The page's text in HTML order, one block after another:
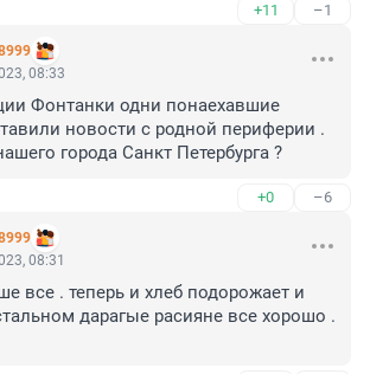
+11 –1
08:33
Фонтанки одни понаехавшие
новости с родной периферии .
города Санкт Петербурга ?
+0 –6
08:31
все . теперь и хлеб подорожает и
дарагые расияне все хорошо .